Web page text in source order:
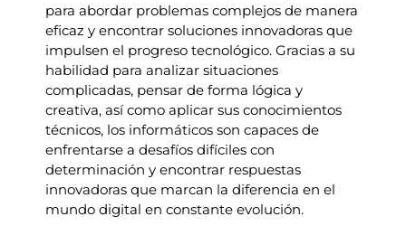
para abordar problemas complejos de manera
eficaz y encontrar soluciones innovadoras que
impulsen el progreso tecnológico. Gracias a su
habilidad para analizar situaciones
complicadas, pensar de forma lógica y
creativa, así como aplicar sus conocimientos
técnicos, los informáticos son capaces de
enfrentarse a desafíos difíciles con
determinación y encontrar respuestas
innovadoras que marcan la diferencia en el
mundo digital en constante evolución.